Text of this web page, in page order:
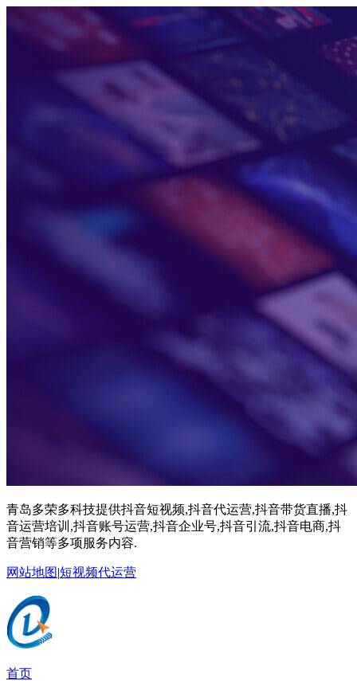
青岛多荣多科技提供抖音短视频,抖音代运营,抖音带货直播,抖
音运营培训,抖音账号运营,抖音企业号,抖音引流,抖音电商,抖
音营销等多项服务内容.
网站地图|短视频代运营
首页